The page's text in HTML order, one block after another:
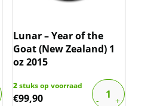
Lunar – Year of the
Goat (New Zealand) 1
oz 2015
2stuks op voorraad
€99,90